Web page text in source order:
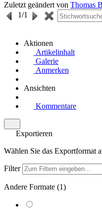
Zuletzt geändert von Thomas
1/1
Aktionen
Artikelinhalt
Galerie
Anmerken
Ansichten
Kommentare
Exportieren
Wählen Sie das Exportformat
Filter
Andere Formate (1)